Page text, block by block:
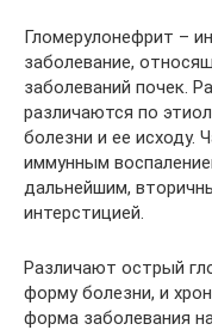
Гломерулонефрит –
заболевание,
заболеваний почек.
различаются по
болезни и ее исходу.
иммунным
дальнейшим,
интерстицией.
Различают острый
форму болезни, и
форма заболевания